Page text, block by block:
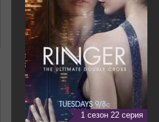
1 сезон 22 серия